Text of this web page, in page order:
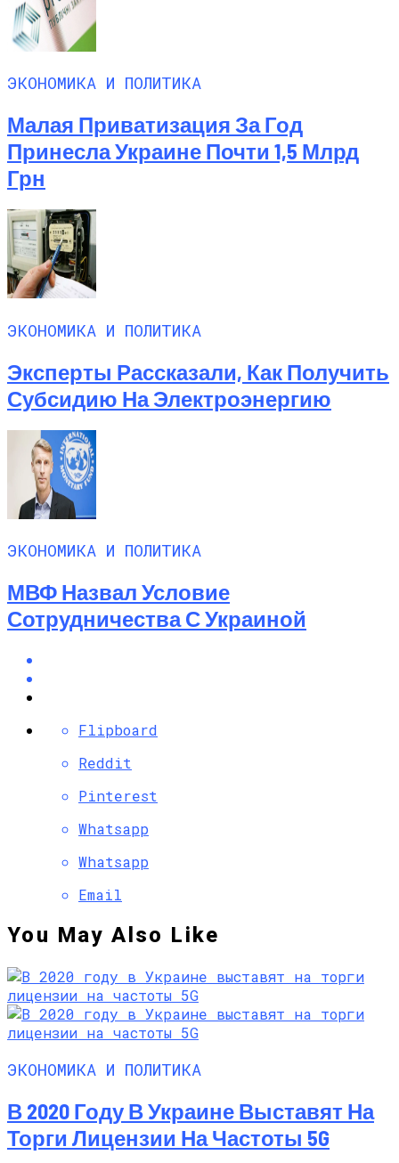
ЭКОНОМИКА И ПОЛИТИКА
Малая Приватизация За Год
Принесла Украине Почти 1,5 Млрд
Грн
ЭКОНОМИКА И ПОЛИТИКА
Эксперты Рассказали, Как Получить
Субсидию На Электроэнергию
ЭКОНОМИКА И ПОЛИТИКА
МВФ Назвал Условие
Сотрудничества С Украиной
Flipboard
Reddit
Pinterest
Whatsapp
Whatsapp
Email
You May Also Like
ЭКОНОМИКА И ПОЛИТИКА
В 2020 Году В Украине Выставят На
Торги Лицензии На Частоты 5G